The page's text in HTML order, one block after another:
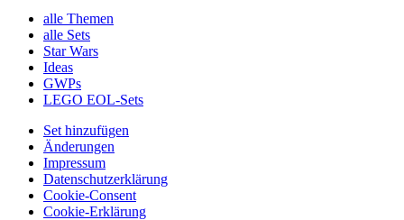
alle Themen
alle Sets
Star Wars
Ideas
GWPs
LEGO EOL-Sets
Set hinzufügen
Änderungen
Impressum
Datenschutzerklärung
Cookie-Consent
Cookie-Erklärung